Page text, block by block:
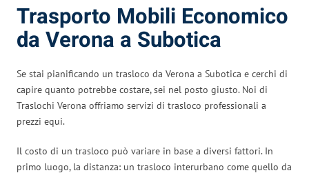
Trasporto Mobili Economico
da Verona a Subotica
Se stai pianificando un trasloco da Verona a Subotica e cerchi di
capire quanto potrebbe costare, sei nel posto giusto. Noi di
Traslochi Verona offriamo servizi di trasloco professionali a
prezzi equi.
Il costo di un trasloco può variare in base a diversi fattori. In
primo luogo, la distanza: un trasloco interurbano come quello da